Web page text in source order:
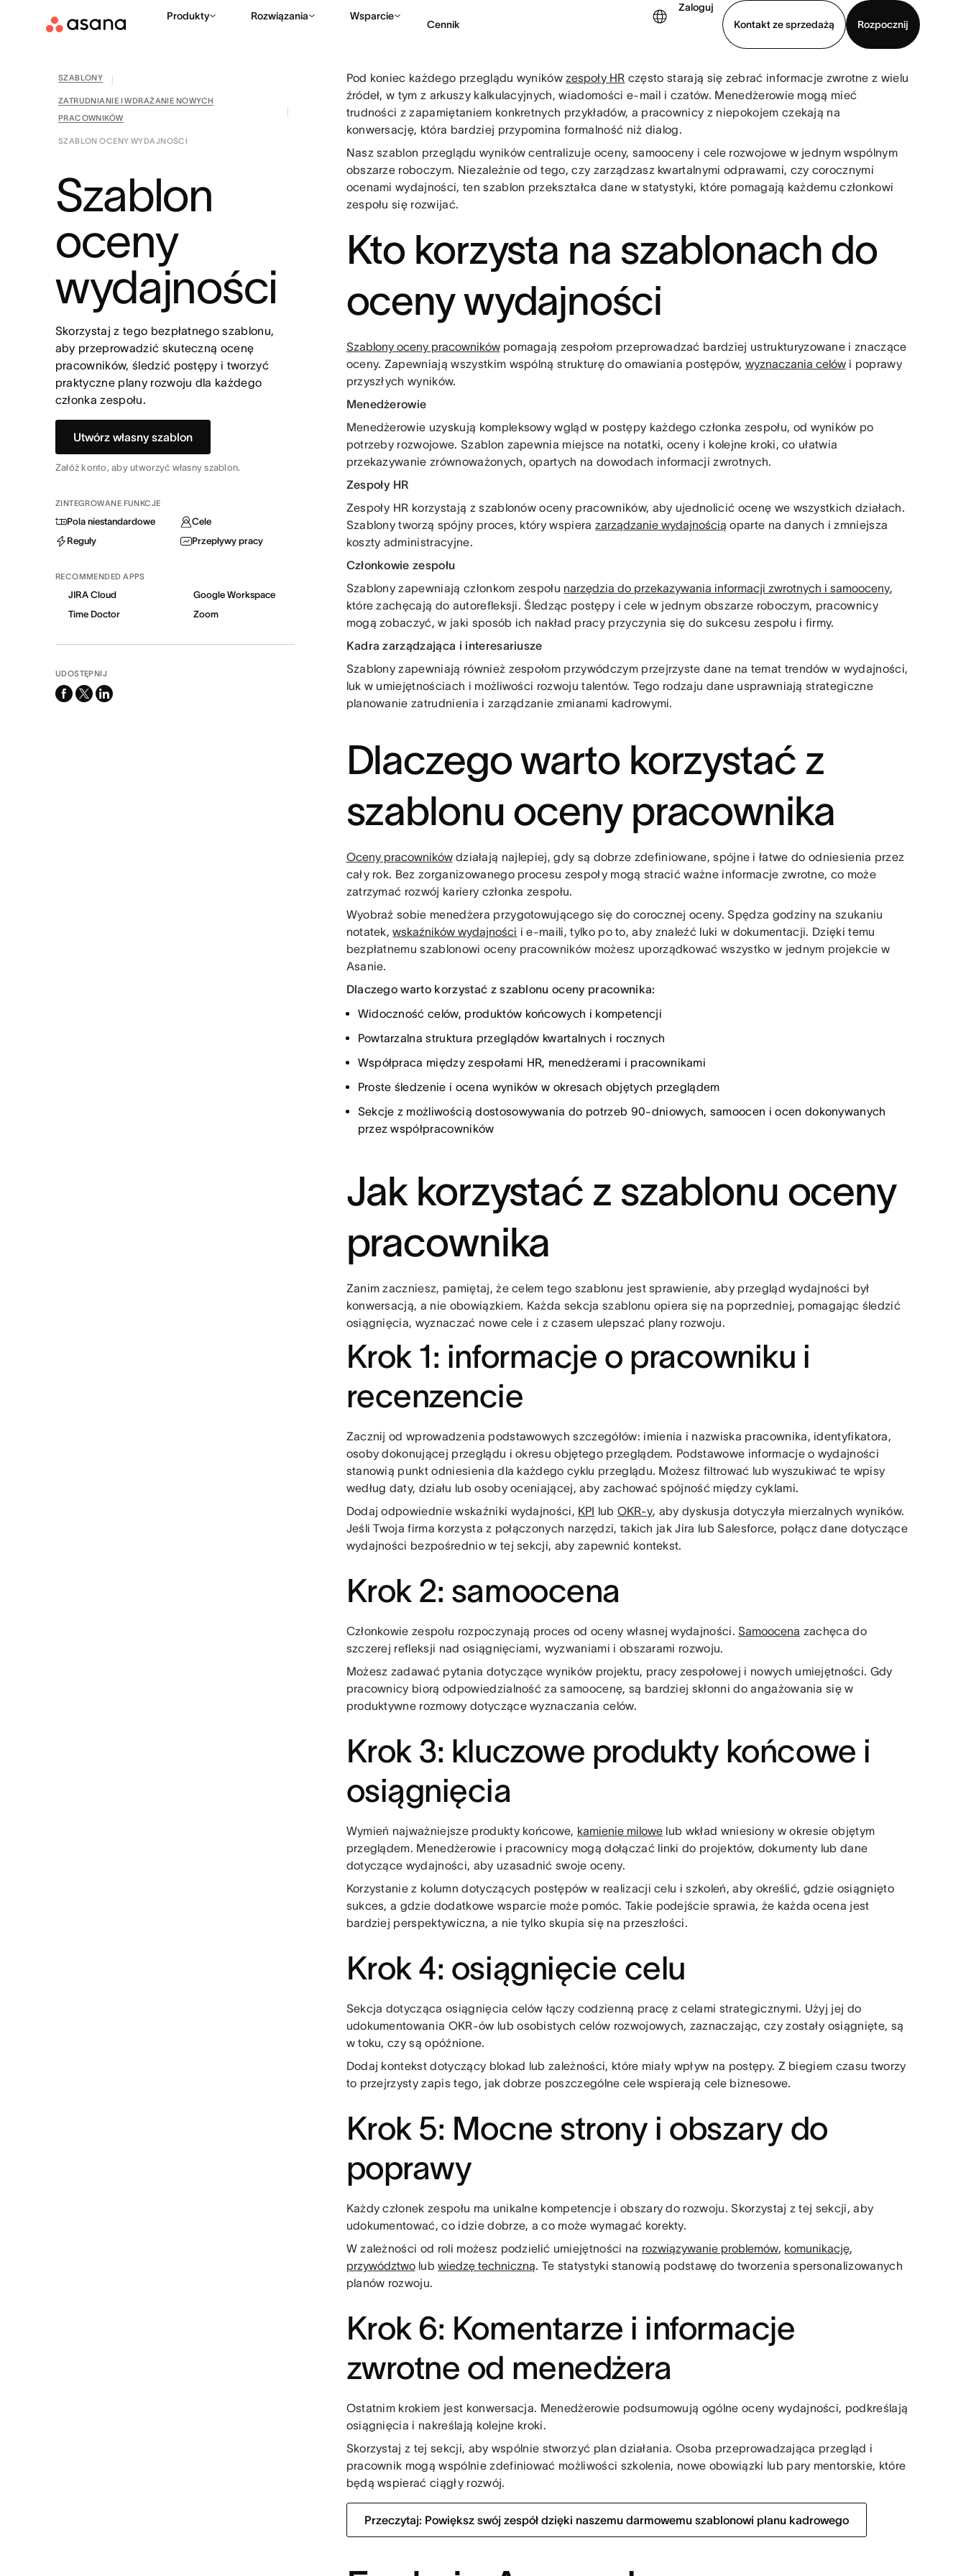
Produkty Rozwiązania Wsparcie
Cennik
Zaloguj
Kontakt ze sprzedażą
Rozpocznij
Kontakt ze sprzedażą Wyświetl prezentację Pobierz aplikację
SZABLONY
ZATRUDNIANIE I WDRAŻANIE NOWYCH
PRACOWNIKÓW
SZABLON OCENY WYDAJNOŚCI
Szablon
oceny
wydajności
Skorzystaj z tego bezpłatnego szablonu,
aby przeprowadzić skuteczną ocenę
pracowników, śledzić postępy i tworzyć
praktyczne plany rozwoju dla każdego
członka zespołu.
Utwórz własny szablon
Załóż konto, aby utworzyć własny szablon.
ZINTEGROWANE FUNKCJE
Pola niestandardowe
Cele
Reguły
Przepływy pracy
RECOMMENDED APPS
JIRA Cloud
Google Workspace
Time Doctor
Zoom
UDOSTĘPNIJ
facebook
x-
linkedin
Pod koniec każdego przeglądu wynikówzespoły HR często starają się zebrać informacje zwrotne z wielu
źródeł, w tym z arkuszy kalkulacyjnych, wiadomości e-mail i czatów. Menedżerowie mogą mieć
trudności z zapamiętaniem konkretnych przykładów, a pracownicy z niepokojem czekają na
konwersację, która bardziej przypomina formalność niż dialog.
Nasz szablon przeglądu wyników centralizuje oceny, samooceny i cele rozwojowe w jednym wspólnym
obszarze roboczym. Niezależnie od tego, czy zarządzasz kwartalnymi odprawami, czy corocznymi
ocenami wydajności, ten szablon przekształca dane w statystyki, które pomagają każdemu członkowi
zespołu się rozwijać.
Kto korzysta na szablonach do
oceny wydajności
Szablony oceny pracownikówpomagają zespołom przeprowadzać bardziej ustrukturyzowane i znaczące
oceny. Zapewniają wszystkim wspólną strukturę do omawiania postępów, wyznaczania celówi poprawy
przyszłych wyników.
Menedżerowie
Menedżerowie uzyskują kompleksowy wgląd w postępy każdego członka zespołu, od wyników po
potrzeby rozwojowe. Szablon zapewnia miejsce na notatki, oceny i kolejne kroki, co ułatwia
przekazywanie zrównoważonych, opartych na dowodach informacji zwrotnych.
Zespoły HR
Zespoły HR korzystają z szablonów oceny pracowników, aby ujednolicić ocenę we wszystkich działach.
Szablony tworzą spójny proces, który wspiera zarządzanie wydajnością oparte na danych i zmniejsza
koszty administracyjne.
Członkowie zespołu
Szablony zapewniają członkom zespołu narzędzia do przekazywania informacji zwrotnych i samooceny,
które zachęcają do autorefleksji. Śledząc postępy i cele w jednym obszarze roboczym, pracownicy
mogą zobaczyć, w jaki sposób ich nakład pracy przyczynia się do sukcesu zespołu i firmy.
Kadra zarządzająca i interesariusze
Szablony zapewniają również zespołom przywódczym przejrzyste dane na temat trendów w wydajności,
luk w umiejętnościach i możliwości rozwoju talentów. Tego rodzaju dane usprawniają strategiczne
planowanie zatrudnienia i zarządzanie zmianami kadrowymi.
Dlaczego warto korzystać z
szablonu oceny pracownika
Oceny pracownikówdziałają najlepiej, gdy są dobrze zdefiniowane, spójne i łatwe do odniesienia przez
cały rok. Bez zorganizowanego procesu zespoły mogą stracić ważne informacje zwrotne, co może
zatrzymać rozwój kariery członka zespołu.
Wyobraź sobie menedżera przygotowującego się do corocznej oceny. Spędza godziny na szukaniu
notatek,wskaźników wydajności i e-maili, tylko po to, aby znaleźć luki w dokumentacji. Dzięki temu
bezpłatnemu szablonowi oceny pracowników możesz uporządkować wszystko w jednym projekcie w
Asanie.
Dlaczego warto korzystać z szablonu oceny pracownika:
Widoczność celów, produktów końcowych i kompetencji
Powtarzalna struktura przeglądów kwartalnych i rocznych
Współpraca między zespołami HR, menedżerami i pracownikami
Proste śledzenie i ocena wyników w okresach objętych przeglądem
Sekcje z możliwością dostosowywania do potrzeb 90-dniowych, samoocen i ocen dokonywanych
przez współpracowników
Jak korzystać z szablonu oceny
pracownika
Zanim zaczniesz, pamiętaj, że celem tego szablonu jest sprawienie, aby przegląd wydajności był
konwersacją, a nie obowiązkiem. Każda sekcja szablonu opiera się na poprzedniej, pomagając śledzić
osiągnięcia, wyznaczać nowe cele i z czasem ulepszać plany rozwoju.
Krok 1: informacje o pracowniku i
recenzencie
Zacznij od wprowadzenia podstawowych szczegółów: imienia i nazwiska pracownika, identyfikatora,
osoby dokonującej przeglądu i okresu objętego przeglądem. Podstawowe informacje o wydajności
stanowią punkt odniesienia dla każdego cyklu przeglądu. Możesz filtrować lub wyszukiwać te wpisy
według daty, działu lub osoby oceniającej, aby zachować spójność między cyklami.
Dodaj odpowiednie wskaźniki wydajności, KPI lub OKR-y, aby dyskusja dotyczyła mierzalnych wyników.
Jeśli Twoja firma korzysta z połączonych narzędzi, takich jak Jira lub Salesforce, połącz dane dotyczące
wydajności bezpośrednio w tej sekcji, aby zapewnić kontekst.
Krok 2: samoocena
Członkowie zespołu rozpoczynają proces od oceny własnej wydajności.Samoocena zachęca do
szczerej refleksji nad osiągnięciami, wyzwaniami i obszarami rozwoju.
Możesz zadawać pytania dotyczące wyników projektu, pracy zespołowej i nowych umiejętności. Gdy
pracownicy biorą odpowiedzialność za samoocenę, są bardziej skłonni do angażowania się w
produktywne rozmowy dotyczące wyznaczania celów.
Krok 3: kluczowe produkty końcowe i
osiągnięcia
Wymień najważniejsze produkty końcowe, kamienie milowe lub wkład wniesiony w okresie objętym
przeglądem. Menedżerowie i pracownicy mogą dołączać linki do projektów, dokumenty lub dane
dotyczące wydajności, aby uzasadnić swoje oceny.
Korzystanie z kolumn dotyczących postępów w realizacji celu i szkoleń, aby określić, gdzie osiągnięto
sukces, a gdzie dodatkowe wsparcie może pomóc. Takie podejście sprawia, że każda ocena jest
bardziej perspektywiczna, a nie tylko skupia się na przeszłości.
Krok 4: osiągnięcie celu
Sekcja dotycząca osiągnięcia celów łączy codzienną pracę z celami strategicznymi. Użyj jej do
udokumentowania OKR-ów lub osobistych celów rozwojowych, zaznaczając, czy zostały osiągnięte, są
w toku, czy są opóźnione.
Dodaj kontekst dotyczący blokad lub zależności, które miały wpływ na postępy. Z biegiem czasu tworzy
to przejrzysty zapis tego, jak dobrze poszczególne cele wspierają cele biznesowe.
Krok 5: Mocne strony i obszary do
poprawy
Każdy członek zespołu ma unikalne kompetencje i obszary do rozwoju. Skorzystaj z tej sekcji, aby
udokumentować, co idzie dobrze, a co może wymagać korekty.
W zależności od roli możesz podzielić umiejętności na rozwiązywanie problemów, komunikację,
przywództwolubwiedzę techniczną. Te statystyki stanowią podstawę do tworzenia spersonalizowanych
planów rozwoju.
Krok 6: Komentarze i informacje
zwrotne od menedżera
Ostatnim krokiem jest konwersacja. Menedżerowie podsumowują ogólne oceny wydajności, podkreślają
osiągnięcia i nakreślają kolejne kroki.
Skorzystaj z tej sekcji, aby wspólnie stworzyć plan działania. Osoba przeprowadzająca przegląd i
pracownik mogą wspólnie zdefiniować możliwości szkolenia, nowe obowiązki lub pary mentorskie, które
będą wspierać ciągły rozwój.
Przeczytaj: Powiększ swój zespół dzięki naszemu darmowemu szablonowi planu kadrowego